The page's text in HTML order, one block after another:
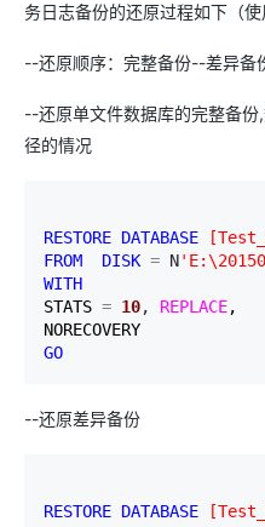
务日志备份的还原过程如下（使
--还原顺序：完整备份--差异备
--还原单文件数据库的完整备
径的情况
RESTORE DATABASE [
FROM
DISK = N'
WITH
STATS = 10, REPLACE,
GO
--还原差异备份
RESTORE DATABASE [